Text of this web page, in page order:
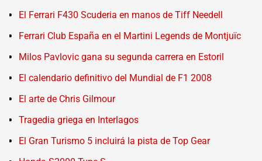
El Ferrari F430 Scuderia en manos de Tiff Needell
Ferrari Club España en el Martini Legends de Montjuïc
Milos Pavlovic gana su segunda carrera en Estoril
El calendario definitivo del Mundial de F1 2008
El arte de Chris Gilmour
Tragedia griega en Interlagos
El Gran Turismo 5 incluirá la pista de Top Gear